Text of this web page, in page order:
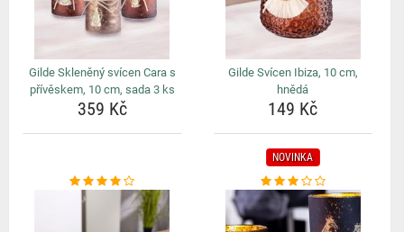
Gilde Skleněný svícen Cara s
přívěskem, 10 cm, sada 3 ks
359 Kč
Gilde Svícen Ibiza, 10 cm,
hnědá
149 Kč
NOVINKA